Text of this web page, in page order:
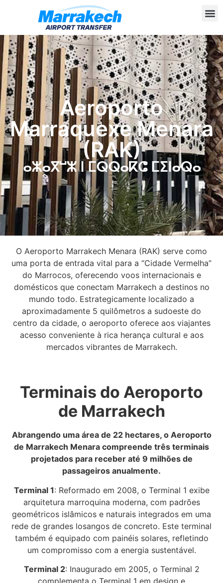
Aeroporto
Marraquexe Menara
(RAK)
ⴰⵣⴰⴳⵯⵣ ⵏ ⵎⵕⵕⴰⴽⵛ ⵎⵉⵏⴰⵕⴰ
O Aeroporto Marrakech Menara (RAK) serve como
uma porta de entrada vital para a “Cidade Vermelha”
do Marrocos, oferecendo voos internacionais e
domésticos que conectam Marrakech a destinos no
mundo todo. Estrategicamente localizado a
aproximadamente 5 quilômetros a sudoeste do
centro da cidade, o aeroporto oferece aos viajantes
acesso conveniente à rica herança cultural e aos
mercados vibrantes de Marrakech.
Terminais do Aeroporto
de Marrakech
Abrangendo uma área de 22 hectares, o Aeroporto
de Marrakech Menara compreende três terminais
projetados para receber até 9 milhões de
passageiros anualmente.
Terminal 1: Reformado em 2008, o Terminal 1 exibe
arquitetura marroquina moderna, com padrões
geométricos islâmicos e naturais integrados em uma
rede de grandes losangos de concreto. Este terminal
também é equipado com painéis solares, refletindo
um compromisso com a energia sustentável.
Terminal 2: Inaugurado em 2005, o Terminal 2